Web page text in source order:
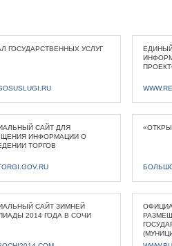
ГОСУДАРСТВЕННЫХ УСЛУГ
САЙТ ДЛЯ
ИНФОРМАЦИИ О
ТОРГОВ
САЙТ ЗИМНЕЙ
2014 ГОДА В СОЧИ